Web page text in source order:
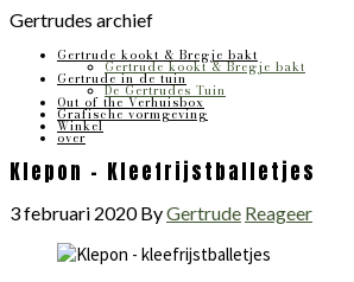
Gertrudes archief
Gertrude kookt & Bregje bakt
Gertrude kookt & Bregje bakt
Gertrude in de tuin
De Gertrudes Tuin
Out of the Verhuisbox
Grafische vormgeving
Winkel
over
Klepon – Kleefrijstballetjes
3 februari 2020ByGertrude Reageer